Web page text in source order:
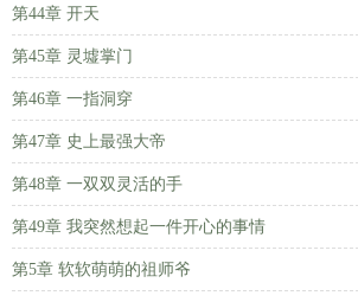
第44章 开天
第45章 灵墟掌门
第46章 一指洞穿
第47章 史上最强大帝
第48章 一双双灵活的手
第49章 我突然想起一件开心的事情
第5章 软软萌萌的祖师爷